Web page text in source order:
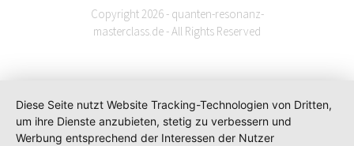
Copyright 2026 - quanten-resonanz-
masterclass.de - All Rights Reserved
Diese Seite nutzt Website Tracking-Technologien von Dritten,
um ihre Dienste anzubieten, stetig zu verbessern und
Werbung entsprechend der Interessen der Nutzer